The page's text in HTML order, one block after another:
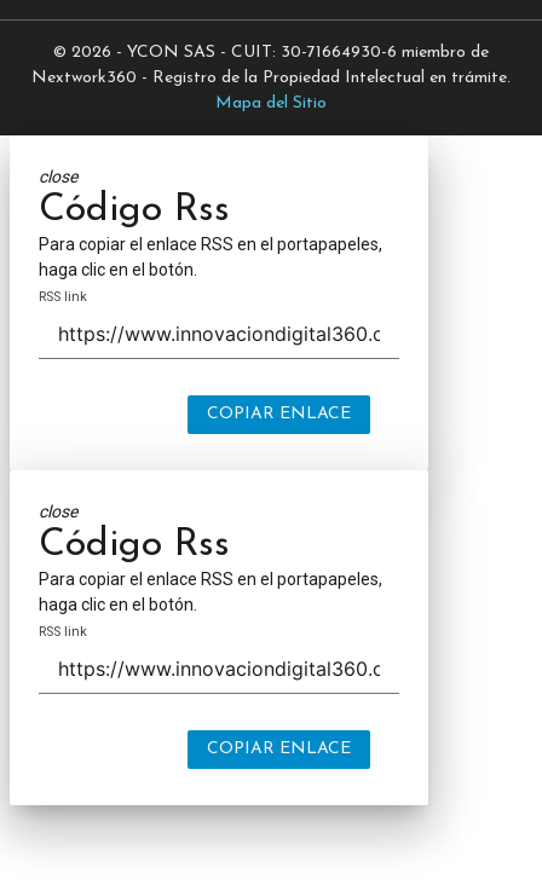
© 2026 - YCON SAS - CUIT: 30-71664930-6 miembro de
Nextwork360 - Registro de la Propiedad Intelectual en trámite.
Mapa del Sitio
close
Código Rss
Para copiar el enlace RSS en el portapapeles,
haga clic en el botón.
RSS link
COPIAR ENLACE
close
Código Rss
Para copiar el enlace RSS en el portapapeles,
haga clic en el botón.
RSS link
COPIAR ENLACE